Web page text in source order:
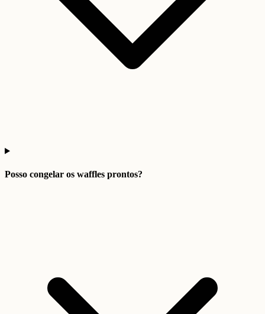
Posso congelar os waffles prontos?